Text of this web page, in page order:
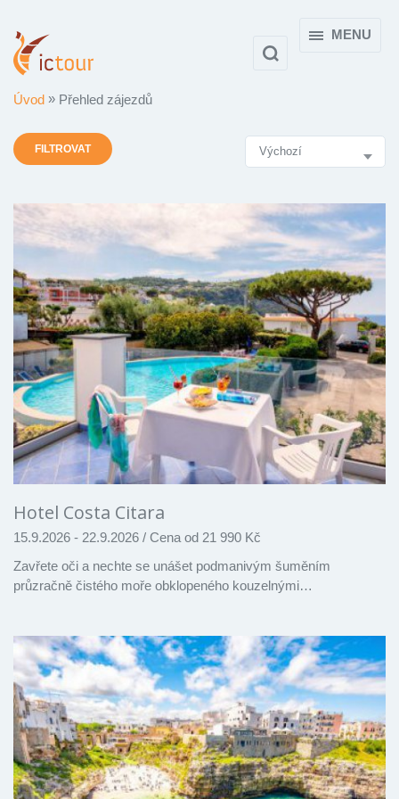
MENU
Úvod Přehled zájezdů
Výsledky
FILTROVAT
Hotel Costa Citara
15.9.2026 - 22.9.2026 / Cena od 21 990 Kč
Zavřete oči a nechte se unášet podmanivým šuměním
průzračně čistého moře obklopeného kouzelnými…